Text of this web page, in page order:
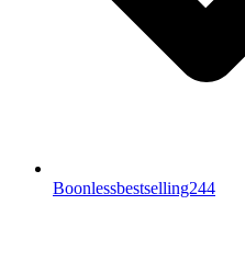
Boonlessbestselling244